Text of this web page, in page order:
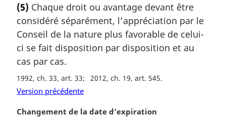
:t
e
m
a
g
i
n
l
(5) Chaque droit ou avantage devant être
considéré séparément, l’appréciation par le
Conseil de la nature plus favorable de celui-
ci se fait disposition par disposition et au
cas par cas.
1992, ch. 33, art. 33 2012, ch. 19, art. 545
Version précédente
N
Changement de la date d’expiration